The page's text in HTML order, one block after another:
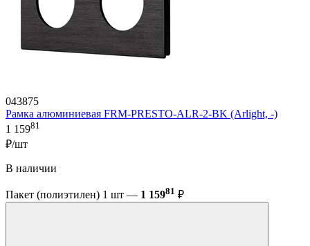
043875
Рамка алюминиевая FRM-PRESTO-ALR-2-BK (Arlight, -)
1 15981
₽/шт
В наличии
Пакет (полиэтилен) 1 шт — 1 15981 ₽